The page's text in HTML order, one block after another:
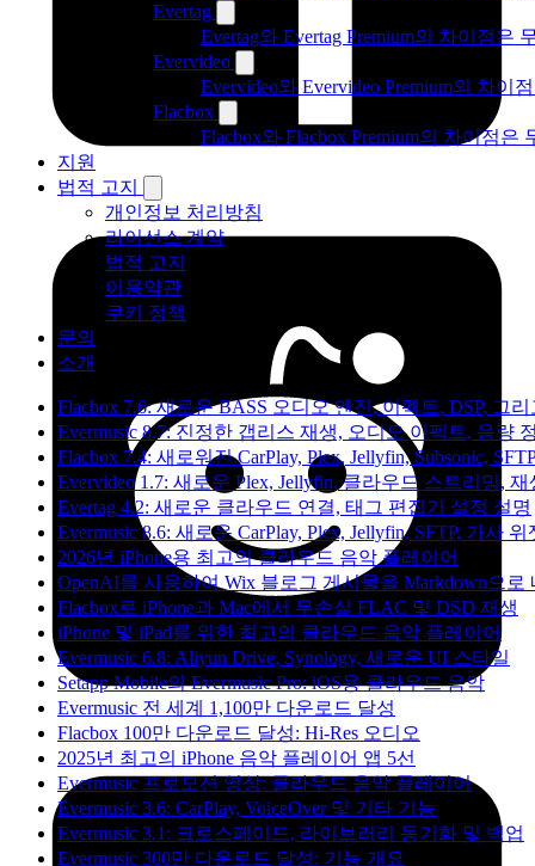
Evertag
Evertag와 Evertag Premium의 차이점은
Evervideo
Evervideo와 Evervideo Premium의 차이
Flacbox
Flacbox와 Flacbox Premium의 차이점은
지원
법적 고지
개인정보 처리방침
라이선스 계약
법적 고지
이용약관
쿠키 정책
문의
소개
Flacbox 7.6: 새로운 BASS 오디오 엔진, 이펙트, DSP, 그
Evermusic 8.7: 진정한 갭리스 재생, 오디오 이펙트, 음량
Flacbox 7.4: 새로워진 CarPlay, Plex, Jellyfin, Subsonic,
Evervideo 1.7: 새로운 Plex, Jellyfin, 클라우드 스트리밍,
Evertag 4.2: 새로운 클라우드 연결, 태그 편집기 설정 설명
Evermusic 8.6: 새로운 CarPlay, Plex, Jellyfin, SFTP, 가사 위
2026년 iPhone용 최고의 클라우드 음악 플레이어
OpenAI를 사용하여 Wix 블로그 게시물을 Markdown으로
Flacbox로 iPhone과 Mac에서 무손실 FLAC 및 DSD 재생
iPhone 및 iPad를 위한 최고의 클라우드 음악 플레이어
Evermusic 6.8: Aliyun Drive, Synology, 새로운 UI 스타일
Setapp Mobile의 Evermusic Pro: iOS용 클라우드 음악
Evermusic 전 세계 1,100만 다운로드 달성
Flacbox 100만 다운로드 달성: Hi-Res 오디오
2025년 최고의 iPhone 음악 플레이어 앱 5선
Evermusic 프로모션 영상: 클라우드 음악 플레이어
Evermusic 3.6: CarPlay, VoiceOver 및 기타 기능
Evermusic 3.1: 크로스페이드, 라이브러리 동기화 및 백업
Evermusic 300만 다운로드 달성: 기능 개요